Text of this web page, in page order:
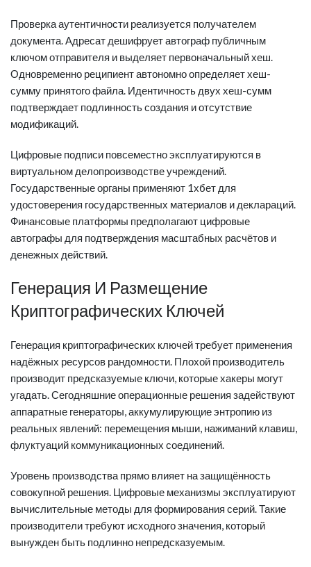
Проверка аутентичности реализуется получателем
документа. Адресат дешифрует автограф публичным
ключом отправителя и выделяет первоначальный хеш.
Одновременно реципиент автономно определяет хеш-
сумму принятого файла. Идентичность двух хеш-сумм
подтверждает подлинность создания и отсутствие
модификаций.
Цифровые подписи повсеместно эксплуатируются в
виртуальном делопроизводстве учреждений.
Государственные органы применяют 1хбет для
удостоверения государственных материалов и деклараций.
Финансовые платформы предполагают цифровые
автографы для подтверждения масштабных расчётов и
денежных действий.
Генерация И Размещение
Криптографических Ключей
Генерация криптографических ключей требует применения
надёжных ресурсов рандомности. Плохой производитель
производит предсказуемые ключи, которые хакеры могут
угадать. Сегодняшние операционные решения задействуют
аппаратные генераторы, аккумулирующие энтропию из
реальных явлений: перемещения мыши, нажиманий клавиш,
флуктуаций коммуникационных соединений.
Уровень производства прямо влияет на защищённость
совокупной решения. Цифровые механизмы эксплуатируют
вычислительные методы для формирования серий. Такие
производители требуют исходного значения, который
вынужден быть подлинно непредсказуемым.